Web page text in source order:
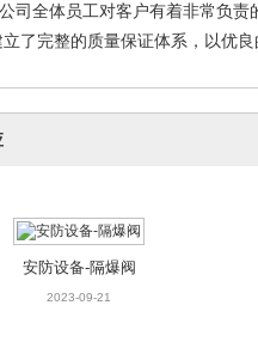
司全体员工对客户有着非常负责
了完整的质量保证体系，以优
安防设备-隔爆阀
2023-09-21